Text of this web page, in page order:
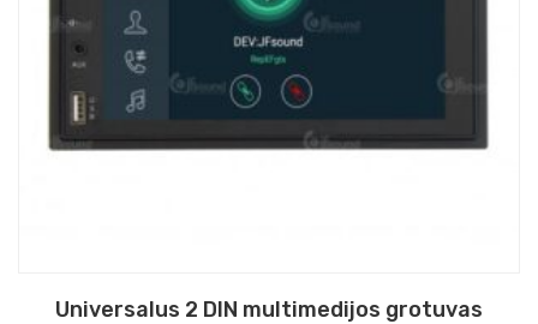
Universalus 2 DIN multimedijos grotuvas